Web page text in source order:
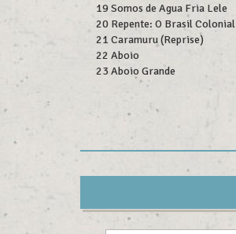
19 Somos de Agua Fria Lele
20 Repente: O Brasil Colonial
21 Caramuru (Reprise)
22 Aboio
23 Aboio Grande